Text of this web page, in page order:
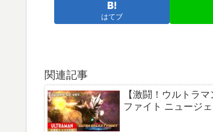
はてブ
関連記事
【激闘！ウルトラ
ファイト ニュージ